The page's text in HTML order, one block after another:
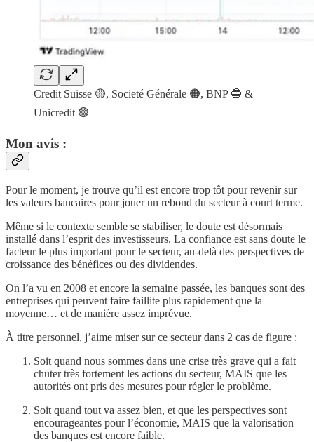
Credit Suisse 🟡, Societé Générale 🟠, BNP 🔵 &
Unicredit 🟢
Mon avis :
Pour le moment, je trouve qu’il est encore trop tôt pour revenir sur
les valeurs bancaires pour jouer un rebond du secteur à court terme.
Même si le contexte semble se stabiliser, le doute est désormais
installé dans l’esprit des investisseurs. La confiance est sans doute le
facteur le plus important pour le secteur, au-delà des perspectives de
croissance des bénéfices ou des dividendes.
On l’a vu en 2008 et encore la semaine passée, les banques sont des
entreprises qui peuvent faire faillite plus rapidement que la
moyenne… et de manière assez imprévue.
À titre personnel, j’aime miser sur ce secteur dans 2 cas de figure :
Soit quand nous sommes dans une crise très grave qui a fait
chuter très fortement les actions du secteur, MAIS que les
autorités ont pris des mesures pour régler le problème.
Soit quand tout va assez bien, et que les perspectives sont
encourageantes pour l’économie, MAIS que la valorisation
des banques est encore faible.